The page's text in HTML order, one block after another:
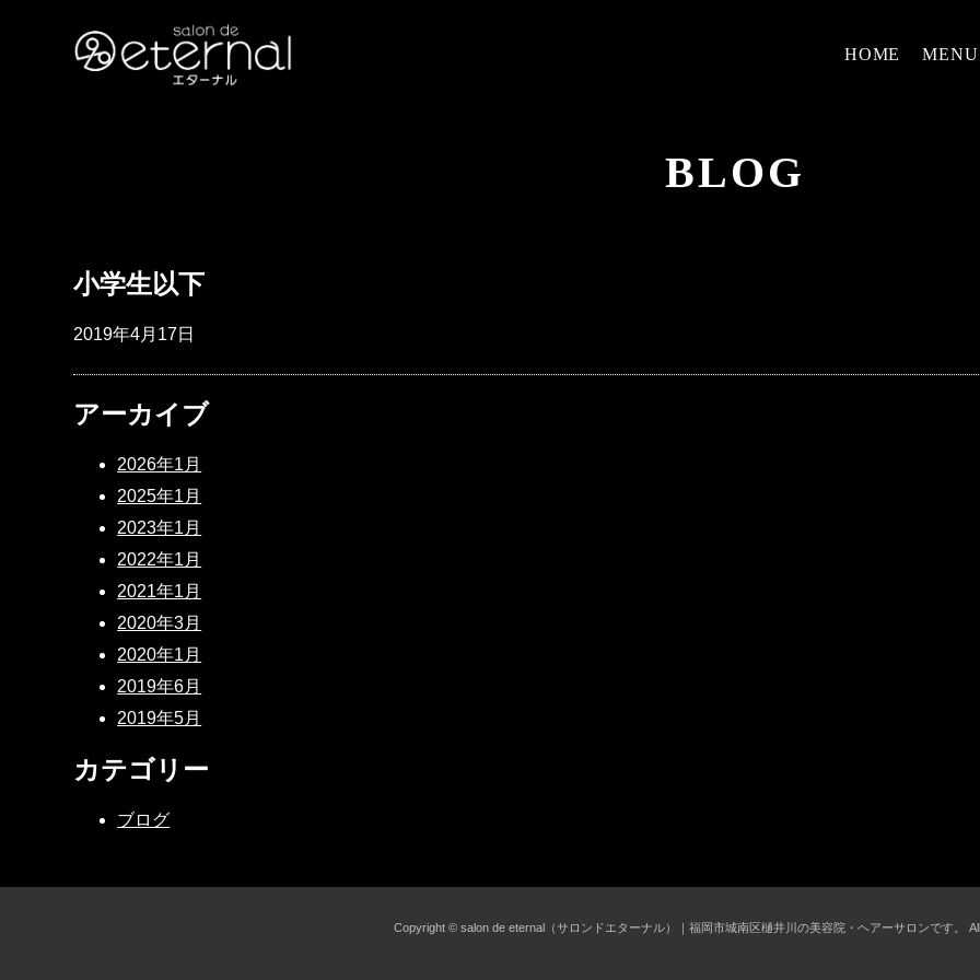
HOME MENU
BLOG
小学生以下
2019年4月17日
アーカイブ
2026年1月
2025年1月
2023年1月
2022年1月
2021年1月
2020年3月
2020年1月
2019年6月
2019年5月
カテゴリー
ブログ
Copyright © salon de eternal（サロンドエターナル）｜福岡市城南区樋井川の美容院・ヘアーサロンです。